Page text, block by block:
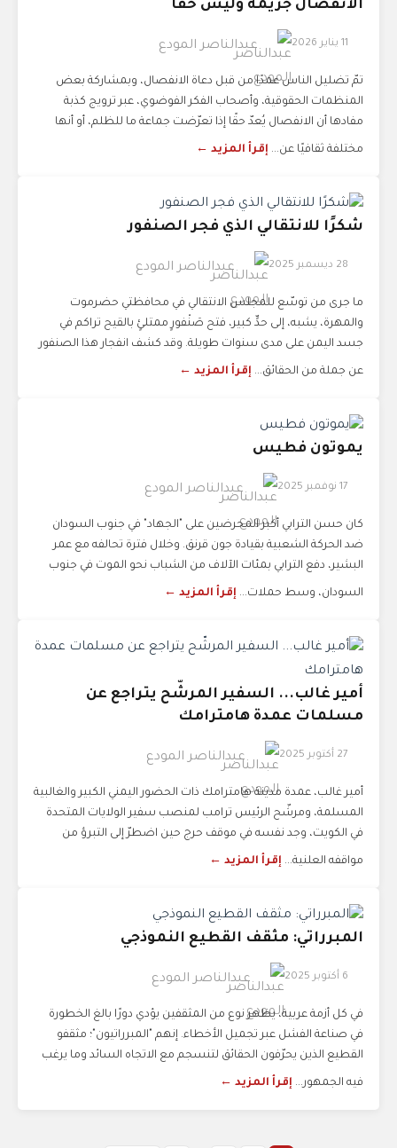
الانفصال جريمة وليس حقًا
11 يناير 2026 عبدالناصر المودع
تمّ تضليل الناس عمدًا من قبل دعاة الانفصال، وبمشاركة بعض
المنظمات الحقوقية، وأصحاب الفكر الفوضوي، عبر ترويج كذبة
مفادها أن الانفصال يُعدّ حقًا إذا تعرّضت جماعة ما للظلم، أو أنها
مختلفة ثقافيًا عن... إقرأ المزيد ←
شكرًا للانتقالي الذي فجر الصنفور
28 ديسمبر 2025 عبدالناصر المودع
ما جرى من توسّع للمجلس الانتقالي في محافظتي حضرموت
والمهرة، يشبه، إلى حدٍّ كبير، فتح صَنْفورٍ ممتلئٍ بالقيح تراكم في
جسد اليمن على مدى سنوات طويلة. وقد كشف انفجار هذا الصنفور
عن جملة من الحقائق... إقرأ المزيد ←
يموتون فطيس
17 نوفمبر 2025 عبدالناصر المودع
كان حسن الترابي أكبر المحرضين على "الجهاد" في جنوب السودان
ضد الحركة الشعبية بقيادة جون قرنق. وخلال فترة تحالفه مع عمر
البشير، دفع الترابي بمئات الآلاف من الشباب نحو الموت في جنوب
السودان، وسط حملات... إقرأ المزيد ←
أمير غالب... السفير المرشّح يتراجع عن
مسلمات عمدة هامترامك
27 أكتوبر 2025 عبدالناصر المودع
أمير غالب، عمدة مدينة هامترامك ذات الحضور اليمني الكبير والغالبية
المسلمة، ومرشّح الرئيس ترامب لمنصب سفير الولايات المتحدة
في الكويت، وجد نفسه في موقف حرج حين اضطرّ إلى التبرؤ من
مواقفه العلنية... إقرأ المزيد ←
المبرراتي: مثقف القطيع النموذجي
6 أكتوبر 2025 عبدالناصر المودع
في كل أزمة عربية، يظهر نوع من المثقفين يؤدي دورًا بالغ الخطورة
في صناعة الفشل عبر تجميل الأخطاء. إنهم "المبرراتيون"؛ مثقفو
القطيع الذين يحرّفون الحقائق لتنسجم مع الاتجاه السائد وما يرغب
فيه الجمهور... إقرأ المزيد ←